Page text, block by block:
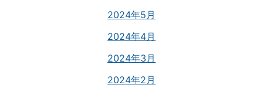
2024年5月
2024年4月
2024年3月
2024年2月